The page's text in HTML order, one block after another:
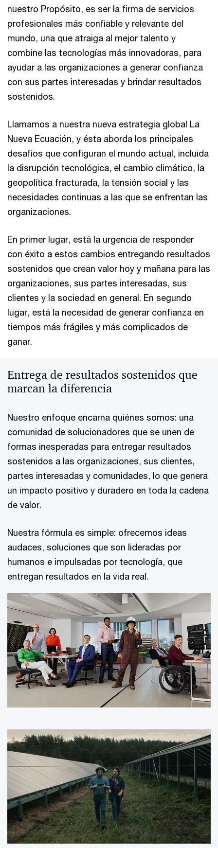
nuestro Propósito, es ser la firma de servicios
profesionales más confiable y relevante del
mundo, una que atraiga al mejor talento y
combine las tecnologías más innovadoras, para
ayudar a las organizaciones a generar confianza
con sus partes interesadas y brindar resultados
sostenidos.
Llamamos a nuestra nueva estrategia global La
Nueva Ecuación, y ésta aborda los principales
desafíos que configuran el mundo actual, incluida
la disrupción tecnológica, el cambio climático, la
geopolítica fracturada, la tensión social y las
necesidades continuas a las que se enfrentan las
organizaciones.
En primer lugar, está la urgencia de responder
con éxito a estos cambios entregando resultados
sostenidos que crean valor hoy y mañana para las
organizaciones, sus partes interesadas, sus
clientes y la sociedad en general. En segundo
lugar, está la necesidad de generar confianza en
tiempos más frágiles y más complicados de
ganar.
Entrega de resultados sostenidos que
marcan la diferencia
Nuestro enfoque encarna quiénes somos: una
comunidad de solucionadores que se unen de
formas inesperadas para entregar resultados
sostenidos a las organizaciones, sus clientes,
partes interesadas y comunidades, lo que genera
un impacto positivo y duradero en toda la cadena
de valor.
Nuestra fórmula es simple: ofrecemos ideas
audaces, soluciones que son lideradas por
humanos e impulsadas por tecnología, que
entregan resultados en la vida real.